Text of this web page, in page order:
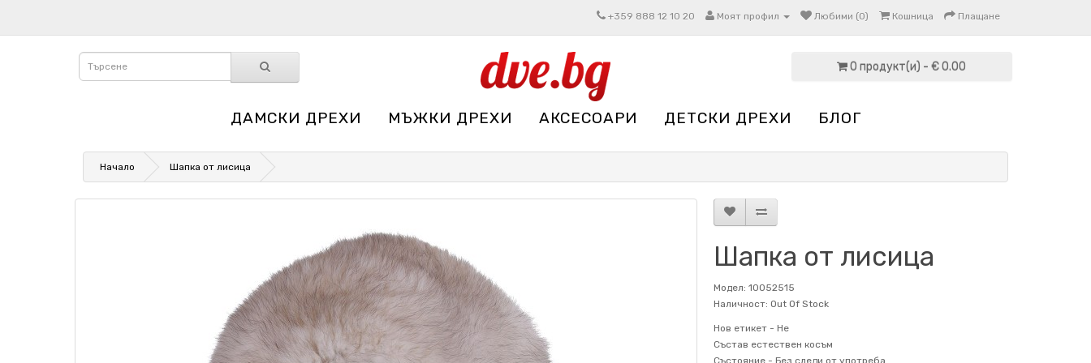
+359 888 12 10 20 Моят профил Любими (0) Кошница Плащане
0 продукт(и) - € 0.00
ДАМСКИ ДРЕХИ МЪЖКИ ДРЕХИ АКСЕСОАРИ ДЕТСКИ ДРЕХИ БЛОГ
Начало Шапка от лисица
Шапка от лисица
Модел: 10052515
Наличност: Out Of Stock
Нов етикет - Не
Състав естествен косъм
Състояние - Без следи от употреба.